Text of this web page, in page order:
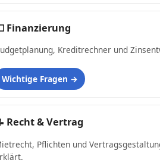
Finanzierung
Kreditrechner und
Wichtige Fragen
Recht & Vertrag
Pflichten und